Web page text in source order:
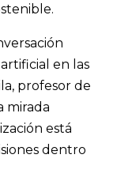
en las
profesor de
mirada
está
dentro